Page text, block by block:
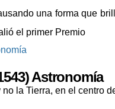
una forma que
el primer Premio
Astronomía
la Tierra, en el centro